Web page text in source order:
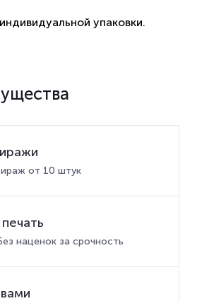
упаковки.
от 10 штук
наценок за срочность